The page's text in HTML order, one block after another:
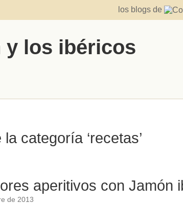
los blogs de
y los ibéricos
categoría ‘recetas’
aperitivos con Jamón
de 2013